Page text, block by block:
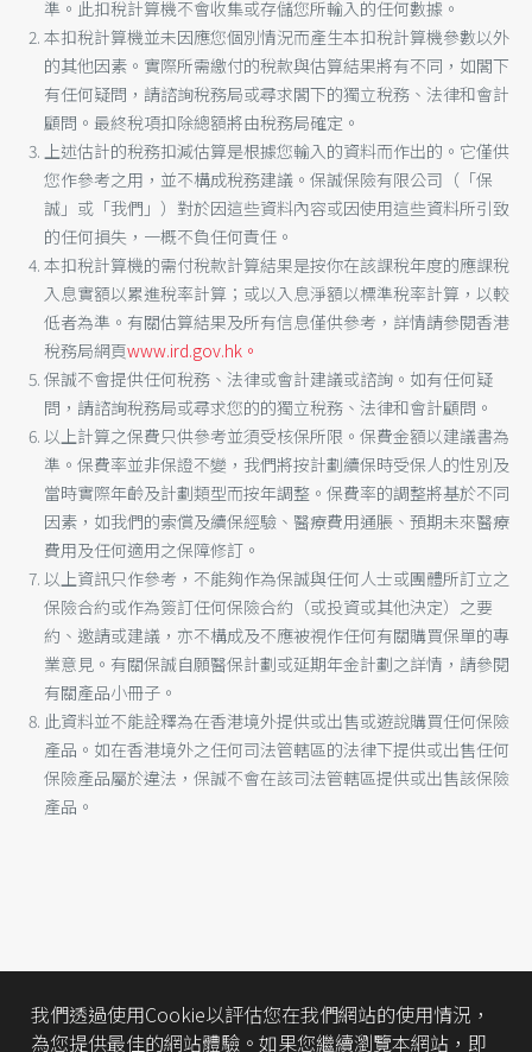
準。此扣稅計算機不會收集或存儲您所輸入的任何數據。
本扣稅計算機並未因應您個別情況而產生本扣稅計算機參數以外
的其他因素。實際所需繳付的稅款與估算結果將有不同，如閣下
有任何疑問，請諮詢稅務局或尋求閣下的獨立稅務、法律和會計
顧問。最終稅項扣除總額將由稅務局確定。
上述估計的稅務扣減估算是根據您輸入的資料而作出的。它僅供
您作參考之用，並不構成稅務建議。保誠保險有限公司（「保
誠」或「我們」）對於因這些資料內容或因使用這些資料所引致
的任何損失，一概不負任何責任。
本扣稅計算機的需付稅款計算結果是按你在該課稅年度的應課稅
入息實額以累進稅率計算；或以入息淨額以標準稅率計算，以較
低者為準。有關估算結果及所有信息僅供參考，詳情請參閱香港
稅務局網頁www.ird.gov.hk。
保誠不會提供任何稅務、法律或會計建議或諮詢。如有任何疑
問，請諮詢稅務局或尋求您的的獨立稅務、法律和會計顧問。
以上計算之保費只供參考並須受核保所限。保費金額以建議書為
準。保費率並非保證不變，我們將按計劃續保時受保人的性別及
當時實際年齡及計劃類型而按年調整。保費率的調整將基於不同
因素，如我們的索償及續保經驗、醫療費用通脹、預期未來醫療
費用及任何適用之保障修訂。
以上資訊只作參考，不能夠作為保誠與任何人士或團體所訂立之
保險合約或作為簽訂任何保險合約（或投資或其他決定）之要
約、邀請或建議，亦不構成及不應被視作任何有關購買保單的專
業意見。有關保誠自願醫保計劃或延期年金計劃之詳情，請參閱
有關產品小冊子。
此資料並不能詮釋為在香港境外提供或出售或遊說購買任何保險
產品。如在香港境外之任何司法管轄區的法律下提供或出售任何
保險產品屬於違法，保誠不會在該司法管轄區提供或出售該保險
產品。
我們透過使用Cookie以評估您在我們網站的使用情況，
為您提供最佳的網站體驗。如果您繼續瀏覽本網站，即